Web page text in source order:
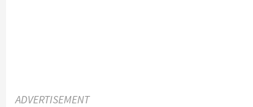
ADVERTISEMENT